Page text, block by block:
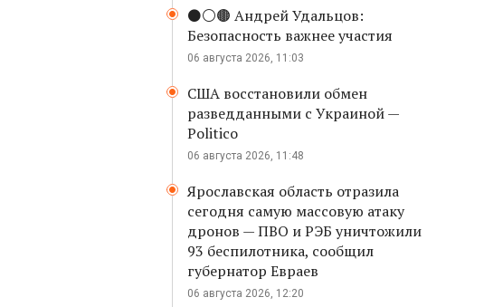
⚫️⚪️🟤 Андрей Удальцов:
Безопасность важнее участия
06 августа 2026, 11:03
США восстановили обмен
разведданными с Украиной —
Politico
06 августа 2026, 11:48
Ярославская область отразила
сегодня самую массовую атаку
дронов — ПВО и РЭБ уничтожили
93 беспилотника, сообщил
губернатор Евраев
06 августа 2026, 12:20